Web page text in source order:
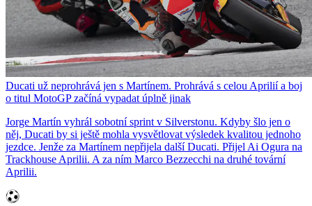
Ducati už neprohrává jen s Martínem. Prohrává s celou Aprilií a boj
o titul MotoGP začíná vypadat úplně jinak
Jorge Martín vyhrál sobotní sprint v Silverstonu. Kdyby šlo jen o
něj, Ducati by si ještě mohla vysvětlovat výsledek kvalitou jednoho
jezdce. Jenže za Martínem nepřijela další Ducati. Přijel Ai Ogura na
Trackhouse Aprilii. A za ním Marco Bezzecchi na druhé tovární
Aprilii.